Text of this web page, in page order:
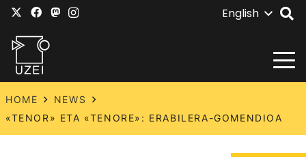
English
HOME
NEWS
«TENOR» ETA «TENORE»: ERABILERA-GOMENDIOA